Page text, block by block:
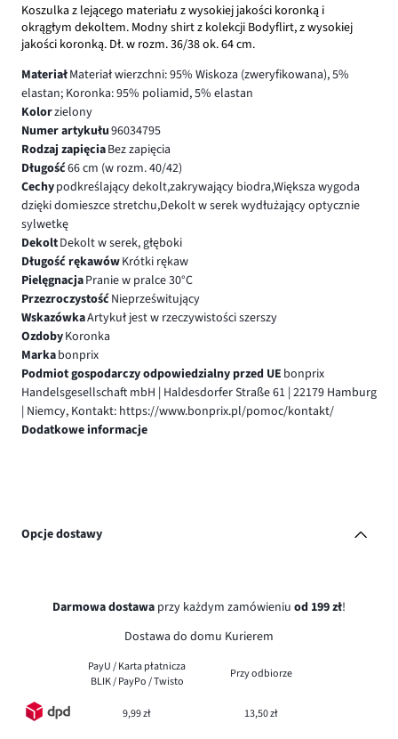
Koszulka z lejącego materiału z wysokiej jakości koronką i
okrągłym dekoltem. Modny shirt z kolekcji Bodyflirt, z wysokiej
jakości koronką. Dł. w rozm. 36/38 ok. 64 cm.
MateriałMateriał wierzchni: 95% Wiskoza (zweryfikowana), 5%
elastan; Koronka: 95% poliamid, 5% elastan
Kolorzielony
Numer artykułu96034795
Rodzaj zapięciaBez zapięcia
Długość66 cm (w rozm. 40/42)
Cechypodkreślający dekolt,zakrywający biodra,Większa wygoda
dzięki domieszce stretchu,Dekolt w serek wydłużający optycznie
sylwetkę
DekoltDekolt w serek, głęboki
Długość rękawówKrótki rękaw
PielęgnacjaPranie w pralce 30°C
PrzezroczystośćNieprześwitujący
WskazówkaArtykuł jest w rzeczywistości szerszy
OzdobyKoronka
Markabonprix
Podmiot gospodarczy odpowiedzialny przed UE bonprix
Handelsgesellschaft mbH | Haldesdorfer Straße 61 | 22179 Hamburg
| Niemcy, Kontakt: https://www.bonprix.pl/pomoc/kontakt/
Dodatkowe informacje
Opcje dostawy
Darmowa dostawa przy każdym zamówieniu od 199 zł!
Dostawa do domu Kurierem
PayU / Karta płatnicza
BLIK / PayPo / Twisto
Przy odbiorze
9,99 zł 13,50 zł